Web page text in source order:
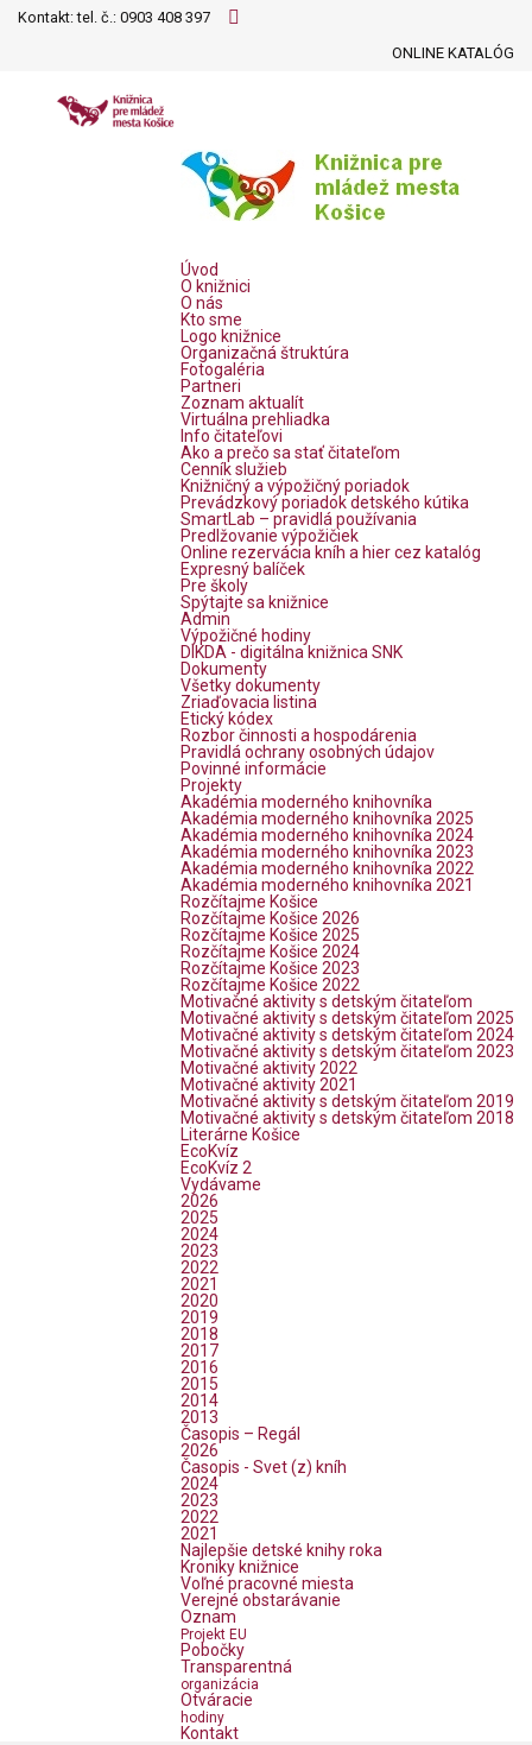
Kontakt: tel. č.: 0903 408 397
ONLINE KATALÓG
Úvod
O knižnici
O nás
Kto sme
Logo knižnice
Organizačná štruktúra
Fotogaléria
Partneri
Zoznam aktualít
Virtuálna prehliadka
Info čitateľovi
Ako a prečo sa stať čitateľom
Cenník služieb
Knižničný a výpožičný poriadok
Prevádzkový poriadok detského kútika
SmartLab – pravidlá používania
Predlžovanie výpožičiek
Online rezervácia kníh a hier cez katalóg
Expresný balíček
Pre školy
Spýtajte sa knižnice
Admin
Výpožičné hodiny
DIKDA - digitálna knižnica SNK
Dokumenty
Všetky dokumenty
Zriaďovacia listina
Etický kódex
Rozbor činnosti a hospodárenia
Pravidlá ochrany osobných údajov
Povinné informácie
Projekty
Akadémia moderného knihovníka
Akadémia moderného knihovníka 2025
Akadémia moderného knihovníka 2024
Akadémia moderného knihovníka 2023
Akadémia moderného knihovníka 2022
Akadémia moderného knihovníka 2021
Rozčítajme Košice
Rozčítajme Košice 2026
Rozčítajme Košice 2025
Rozčítajme Košice 2024
Rozčítajme Košice 2023
Rozčítajme Košice 2022
Motivačné aktivity s detským čitateľom
Motivačné aktivity s detským čitateľom 2025
Motivačné aktivity s detským čitateľom 2024
Motivačné aktivity s detským čitateľom 2023
Motivačné aktivity 2022
Motivačné aktivity 2021
Motivačné aktivity s detským čitateľom 2019
Motivačné aktivity s detským čitateľom 2018
Literárne Košice
EcoKvíz
EcoKvíz 2
Vydávame
2026
2025
2024
2023
2022
2021
2020
2019
2018
2017
2016
2015
2014
2013
Časopis – Regál
2026
Časopis - Svet (z) kníh
2024
2023
2022
2021
Najlepšie detské knihy roka
Kroniky knižnice
Voľné pracovné miesta
Verejné obstarávanie
Oznam
Projekt EU
Pobočky
Transparentná
organizácia
Otváracie
hodiny
Kontakt